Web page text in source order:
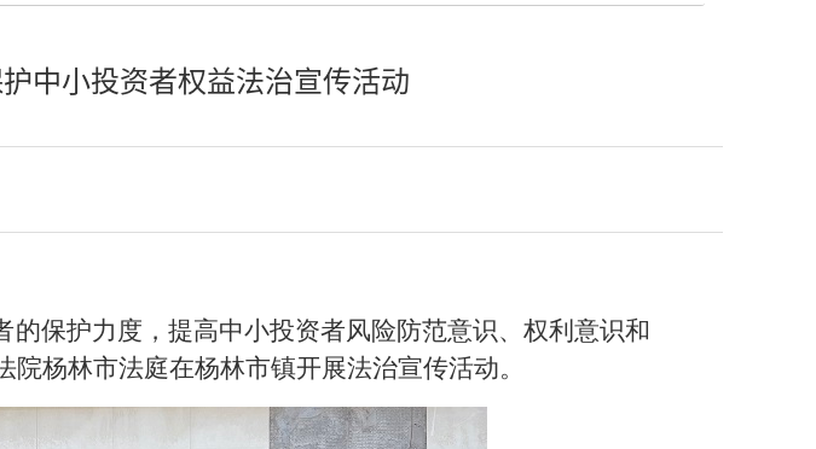
中小投资者权益法治宣传活动
保护力度，提高中小投资者风险防范意识、权利意识和
杨林市法庭在杨林市镇开展法治宣传活动。